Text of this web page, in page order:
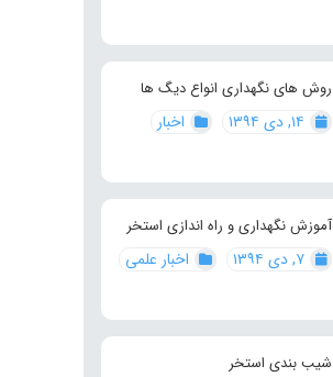
روش های نگهداری انواع دیگ ها
اخبار
آموزش نگهداری و راه اندازی استخر
اخبار علمی
شیب بندی استخر